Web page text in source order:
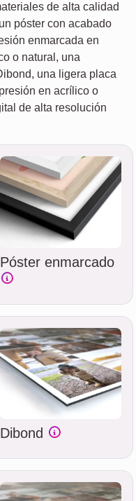
de alta calidad
póster con acabado
enmarcada en
o natural, una
una ligera placa
en acrílico o
de alta resolución
Póster enmarcado
Dibond